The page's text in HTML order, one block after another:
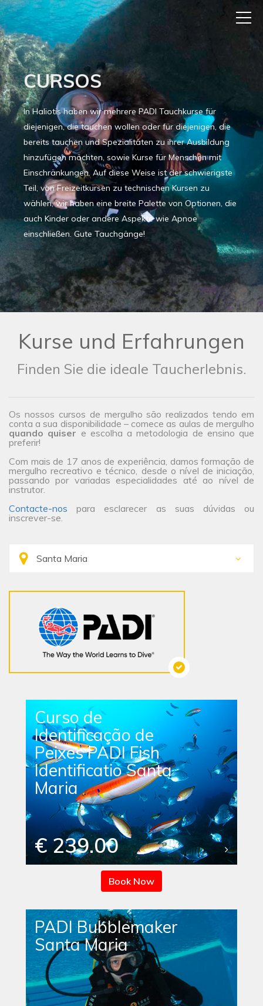
CURSOS
In Haliotis haben wir mehrere PADI Tauchkurse für
diejenigen, die tauchen wollen oder für diejenigen, die
bereits tauchen und Spezialitäten zu ihrer Ausbildung
hinzufügen möchten, sowie Kurse für Menschen mit
Einschränkungen. Auf diese Weise ist der schwierigste
Teil, von Freizeitkursen zu technischen Kursen zu
wählen, wir haben eine breite Palette von Optionen, die
auch Kinder oder andere Aspekte wie Apnoe
einschließen. Gute Tauchgänge!
Kurse und Erfahrungen
Finden Sie die ideale Taucherlebnis.
Os nossos cursos de mergulho são realizados tendo em
conta a sua disponibilidade – comece as aulas de mergulho
quando quiser e escolha a metodologia de ensino que
preferir!
Com mais de 17 anos de experiência, damos formação de
mergulho recreativo e técnico, desde o nível de iniciação,
passando por variadas especialidades até ao nível de
instrutor.
Contacte-nos para esclarecer as suas dúvidas ou
inscrever-se.
Curso de
Identificação de
Peixes PADI Fish
Identificatio Santa
Maria
€ 239.00
Book Now
PADI Bubblemaker
Santa Maria